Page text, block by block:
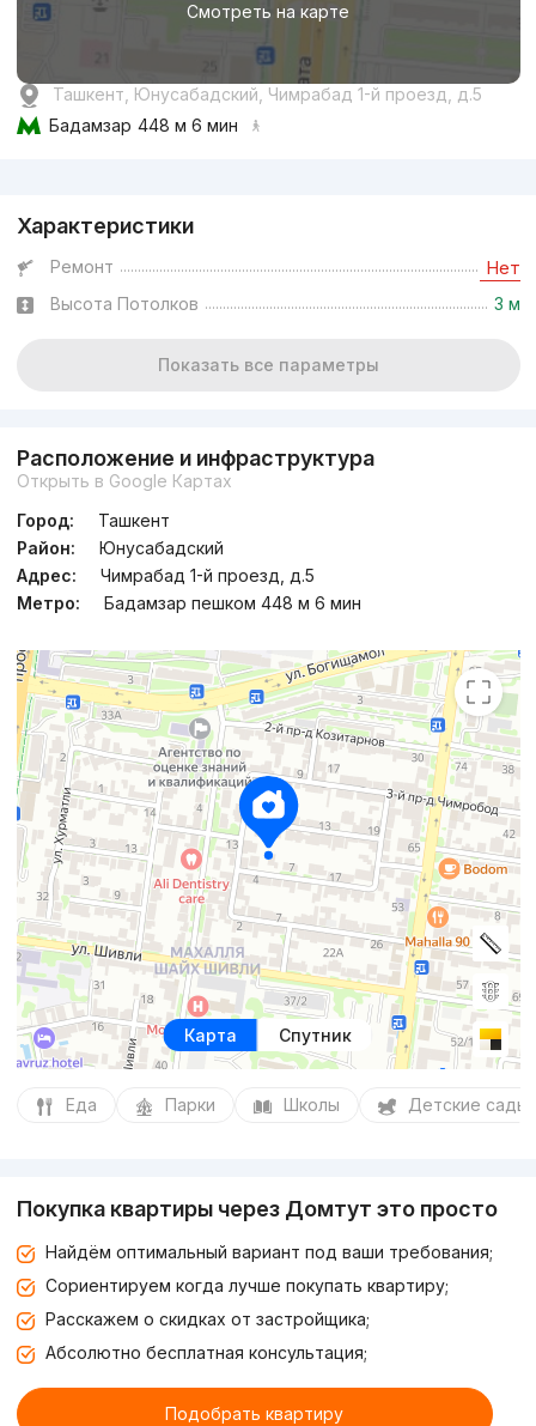
Смотреть на карте
Ташкент, Юнусабадский, Чимрабад 1-й проезд, д.5
Бадамзар 448 м 6 мин
Характеристики
Ремонт Нет
Высота Потолков 3 м
Показать все параметры
Расположение и инфраструктура
Открыть в Google Картах
Город:
Ташкент
Район:
Юнусабадский
Адрес:
Чимрабад 1-й проезд, д.5
Метро:
Бадамзар пешком 448 м 6 мин
Карта Спутник
Еда Парки Школы Детские сады
Покупка квартиры через Домтут это просто
Найдём оптимальный вариант под ваши требования;
Сориентируем когда лучше покупать квартиру;
Расскажем о скидках от застройщика;
Абсолютно бесплатная консультация;
Подобрать квартиру